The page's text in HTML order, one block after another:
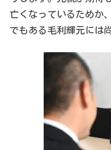
亡くなっているためか
でもある毛利輝元には